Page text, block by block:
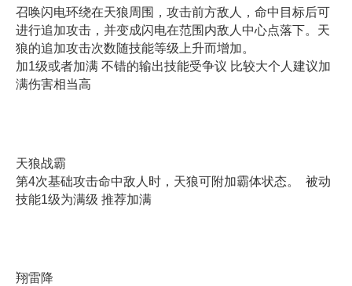
召唤闪电环绕在天狼周围，攻击前方敌人，命中目标后可
进行追加攻击，并变成闪电在范围内敌人中心点落下。天
狼的追加攻击次数随技能等级上升而增加。
加1级或者加满 不错的输出技能受争议 比较大个人建议加
满伤害相当高
天狼战霸
第4次基础攻击命中敌人时，天狼可附加霸体状态。 被动
技能1级为满级 推荐加满
翔雷降